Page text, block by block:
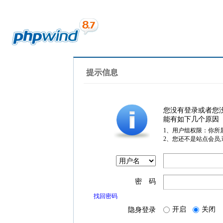
提示信息
您没有登录或者您
能有如下几个原因
1、用户组权限：你所
2、您还不是站点会员
密 码
找回密码
隐身登录 开启 关闭